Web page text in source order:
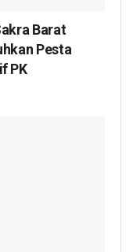
Barat
Pesta
PK